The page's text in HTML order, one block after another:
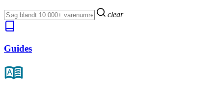
clear
Guides